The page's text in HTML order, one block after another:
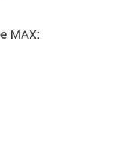
MАХ: